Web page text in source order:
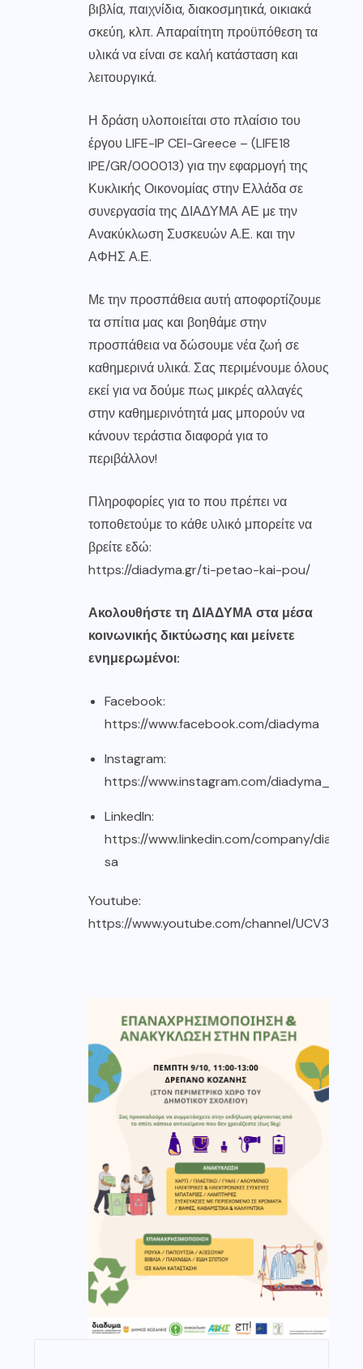
βιβλία, παιχνίδια, διακοσμητικά, οικιακά
σκεύη, κλπ. Απαραίτητη προϋπόθεση τα
υλικά να είναι σε καλή κατάσταση και
λειτουργικά.
Η δράση υλοποιείται στο πλαίσιο του
έργου LIFE-IP CEI-Greece – (LIFE18
IPE/GR/000013) για την εφαρμογή της
Κυκλικής Οικονομίας στην Ελλάδα σε
συνεργασία της ΔΙΑΔΥΜΑ ΑΕ με την
Ανακύκλωση Συσκευών Α.Ε. και την
ΑΦΗΣ Α.Ε.
Με την προσπάθεια αυτή αποφορτίζουμε
τα σπίτια μας και βοηθάμε στην
προσπάθεια να δώσουμε νέα ζωή σε
καθημερινά υλικά. Σας περιμένουμε όλους
εκεί για να δούμε πως μικρές αλλαγές
στην καθημερινότητά μας μπορούν να
κάνουν τεράστια διαφορά για το
περιβάλλον!
Πληροφορίες για το που πρέπει να
τοποθετούμε το κάθε υλικό μπορείτε να
βρείτε εδώ:
https://diadyma.gr/ti-petao-kai-pou/
Ακολουθήστε τη ΔΙΑΔΥΜΑ στα μέσα
κοινωνικής δικτύωσης και μείνετε
ενημερωμένοι:
Facebook:
https://www.facebook.com/diadyma
Instagram:
https://www.instagram.com/diadyma_sa/
LinkedIn:
https://www.linkedin.com/company/
sa
Youtube:
https://www.youtube.com/channel/